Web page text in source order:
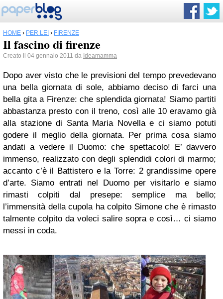
HOME › PER LEI › FIRENZE
Il fascino di firenze
Creato il 04 gennaio 2011 da Ideamamma
Dopo aver visto che le previsioni del tempo prevedevano
una bella giornata di sole, abbiamo deciso di farci una
bella gita a Firenze: che splendida giornata! Siamo partiti
abbastanza presto con il treno, così alle 10 eravamo già
alla stazione di Santa Maria Novella e ci siamo potuti
godere il meglio della giornata. Per prima cosa siamo
andati a vedere il Duomo: che spettacolo! E’ davvero
immenso, realizzato con degli splendidi colori di marmo;
accanto c’è il Battistero e la Torre: 2 grandissime opere
d’arte. Siamo entrati nel Duomo per visitarlo e siamo
rimasti colpiti dal presepe: semplice ma bello;
l’immensità della cupola ha colpito Simone che è rimasto
talmente colpito da voleci salire sopra e così… ci siamo
messi in coda.